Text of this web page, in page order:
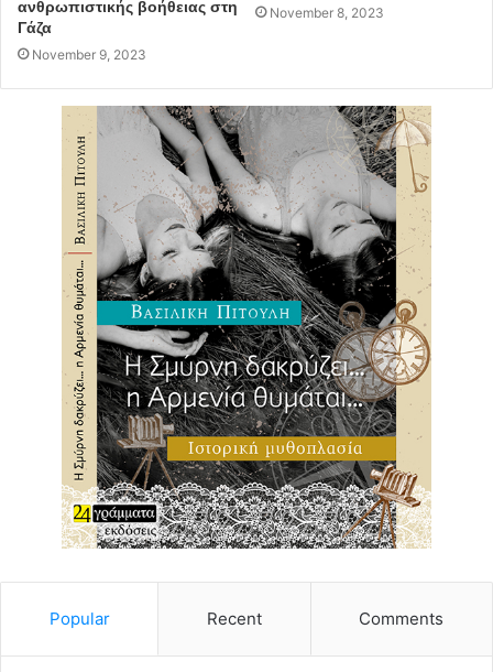
ανθρωπιστικής βοήθειας στη
Γάζα
November 9, 2023
November 8, 2023
Popular Recent Comments